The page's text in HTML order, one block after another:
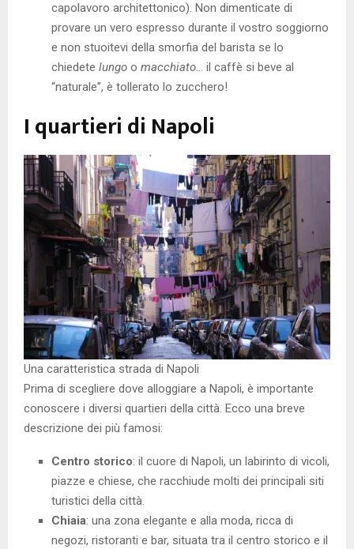
capolavoro architettonico). Non dimenticate di
provare un vero espresso durante il vostro soggiorno
e non stuoitevi della smorfia del barista se lo
chiedete lungo o macchiato… il caffè si beve al
“naturale”, è tollerato lo zucchero!
I quartieri di Napoli
Una caratteristica strada di Napoli
Prima di scegliere dove alloggiare a Napoli, è importante
conoscere i diversi quartieri della città. Ecco una breve
descrizione dei più famosi:
Centro storico: il cuore di Napoli, un labirinto di vicoli,
piazze e chiese, che racchiude molti dei principali siti
turistici della città.
Chiaia: una zona elegante e alla moda, ricca di
negozi, ristoranti e bar, situata tra il centro storico e il